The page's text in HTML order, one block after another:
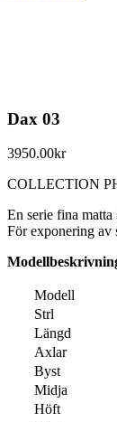
Dax 03
3950.00kr
COLLECTION
En serie fina
För exponering av
Modell
Strl
Längd
Axlar
Byst
Midja
Höft